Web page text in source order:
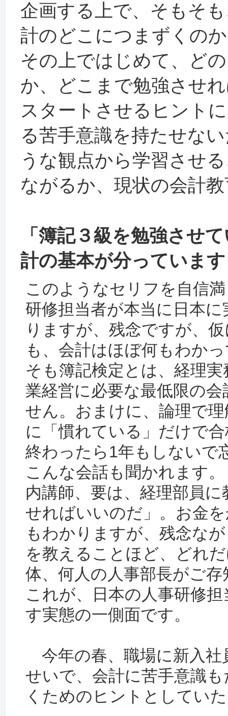
企画する上で、そもそ
計のどこにつまずくの
その上ではじめて、ど
か、どこまで勉強させ
スタートさせるヒント
る苦手意識を持たせな
うな観点から学習させ
ながるか、現状の会計
「簿記３級を勉強させ
計の基本が分っていま
このようなセリフを自信
研修担当者が本当に日本
りますが、残念ですが、
も、会計はほぼ何もわか
そも簿記検定とは、経理
業経営に必要な最低限の
せん。おまけに、論理で
に「慣れている」だけで
終わったら1年もしないで
こんな会話も聞かれます
内講師、要は、経理部員
せればいいのだ」。お金
もわかりますが、残念な
を教えることほど、どれ
体、何人の人事部長がご
これが、日本の人事研修
す実態の一側面です。
今年の春、職場に新入社
せいで、会計に苦手意識
くためのヒントとしてい